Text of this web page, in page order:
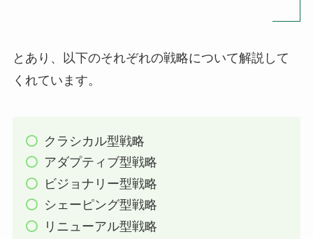
とあり、以下のそれぞれの戦略について解説して
くれています。
クラシカル型戦略
アダプティブ型戦略
ビジョナリー型戦略
シェーピング型戦略
リニューアル型戦略